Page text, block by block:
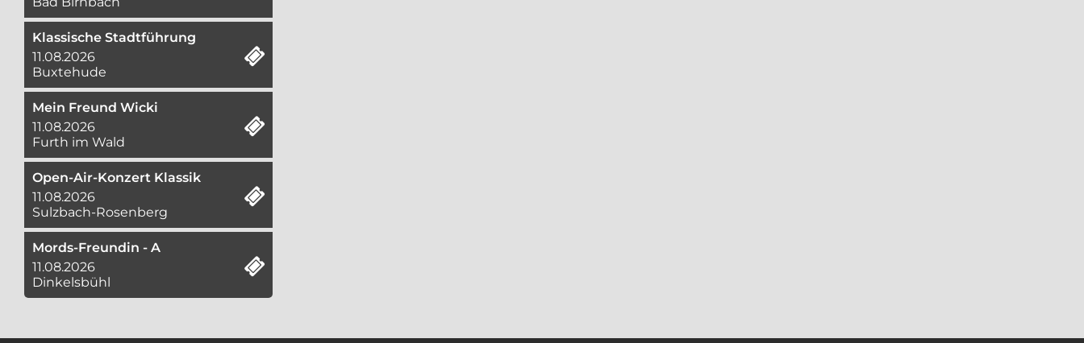
Klassische Stadtführung
11.08.2026
Buxtehude
Mein Freund Wicki
11.08.2026
Furth im Wald
Open-Air-Konzert Klassik
11.08.2026
Sulzbach-Rosenberg
Mords-Freundin - A
11.08.2026
Dinkelsbühl